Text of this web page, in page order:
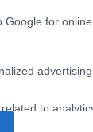
Google for
advertising.
to
az ő kormányfői
szerint a
ülését.